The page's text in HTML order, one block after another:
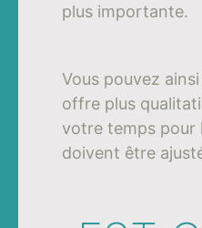
plus importante.
Vous pouvez
offre plus
votre temps pour
doivent être